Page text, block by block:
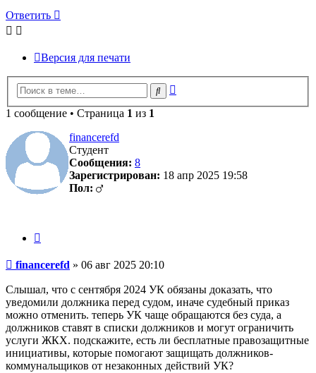
Ответить
Версия для печати
Поиск
1 сообщение • Страница 1 из 1
financerefd
Студент
Сообщения: 8
Зарегистрирован: 18 апр 2025 19:58
Пол:
Сообщение
financerefd » 06 авг 2025 20:10
Слышал, что с сентября 2024 УК обязаны доказать, что
уведомили должника перед судом, иначе судебный приказ
можно отменить. теперь УК чаще обращаются без суда, а
должников ставят в списки должников и могут ограничить
услуги ЖКХ. подскажите, есть ли бесплатные правозащитные
инициативы, которые помогают защищать должников-
коммунальщиков от незаконных действий УК?